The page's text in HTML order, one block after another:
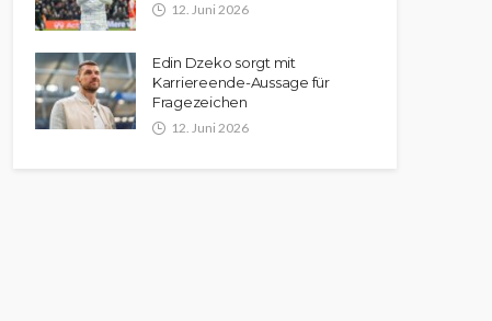
12. Juni 2026
Edin Dzeko sorgt mit
Karriereende-Aussage für
Fragezeichen
12. Juni 2026